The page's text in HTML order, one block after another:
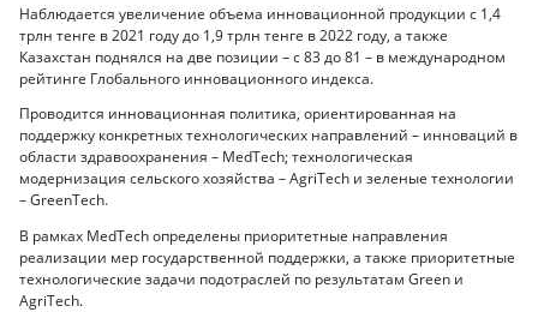
Наблюдается увеличение объема инновационной продукции с 1,4
трлн тенге в 2021 году до 1,9 трлн тенге в 2022 году, а также
Казахстан поднялся на две позиции – с 83 до 81 – в международном
рейтинге Глобального инновационного индекса.
Проводится инновационная политика, ориентированная на
поддержку конкретных технологических направлений – инноваций в
области здравоохранения – MedTech; технологическая
модернизация сельского хозяйства – AgriTech и зеленые технологии
– GreenTech.
В рамках MedTech определены приоритетные направления
реализации мер государственной поддержки, а также приоритетные
технологические задачи подотраслей по результатам Green и
AgriTech.